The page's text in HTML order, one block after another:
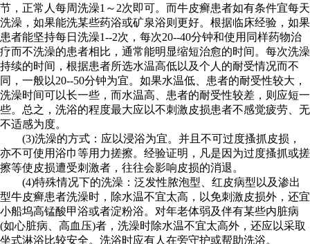
节，正常人每周洗澡1～2次即可。而牛皮癣患者如有条件宜每天
洗澡，如果能洗某些药浴或矿泉浴则更好。根据临床经验，如果
患者能坚持每日洗澡1--2次，每次20--40分钟和使用同样药物治
疗而不洗澡的患者相比，通常能明显缩短治愈的时间。每次洗澡
持续的时间，根据患者所选水温高低以及个人的耐受情况而不
同，一般以20--50分钟为宜。如果水温低、患者的耐受性较大，
洗澡时间可以长一些，而水温高、患者的耐受性较差，则应短一
些。总之，洗浴的程度最大应以不刺激皮损患者不感觉疲劳、无
不适感为度。
(3)洗澡的方式：应以浸浴为宜。并且不可过度搔抓皮损，
亦不可使用浴巾等用力搓擦。经验证明，凡是因为过度搔抓或搓
擦等使皮损遭受刺激者，往往会影响皮损的消退。
(4)特殊情况下的洗澡：泛发性脓泡型、红皮病型以及渗出
型牛皮癣患者洗澡时，除水温不宜太高，以免刺激皮损外，还宜
小船坞高锰酸甲浴或者淀粉浴。对年老体弱及伴有某些内脏病
(如心脏病、高血压)者，洗澡时除水温不宜太高外，还应以采取
坐式淋浴比较安全。洗浴时应有人在旁守护或帮助洗浴。